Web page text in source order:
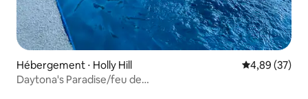
Hébergement ⋅ Holly Hill Évaluation
4,89 (37)
Daytona's Paradise/feu de